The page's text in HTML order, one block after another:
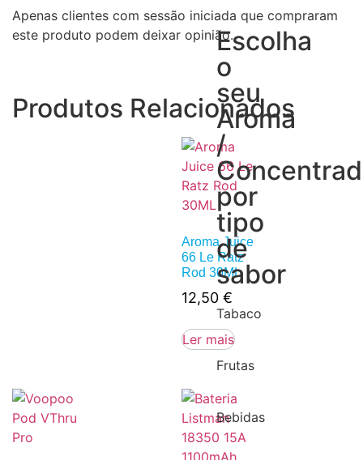
Escolha
o
seu
Aroma
/
por
tipo
de
sabor
Tabaco
Frutas
Bebidas
Apenas clientes com sessão iniciada que compraram
este produto podem deixar opinião.
Produtos Relacionados
Aroma Juice
66 Le Ratz
Rod 30ML
12,50 €
Ler mais